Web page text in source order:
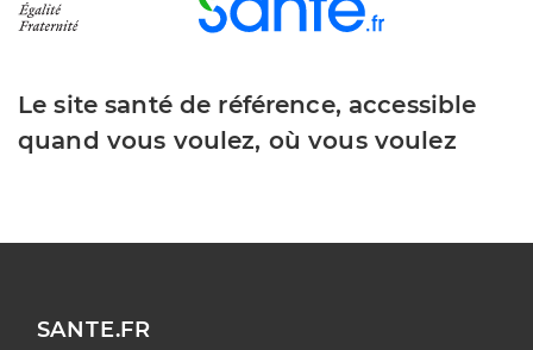
Le site santé de référence, accessible
quand vous voulez, où vous voulez
SANTE.FR